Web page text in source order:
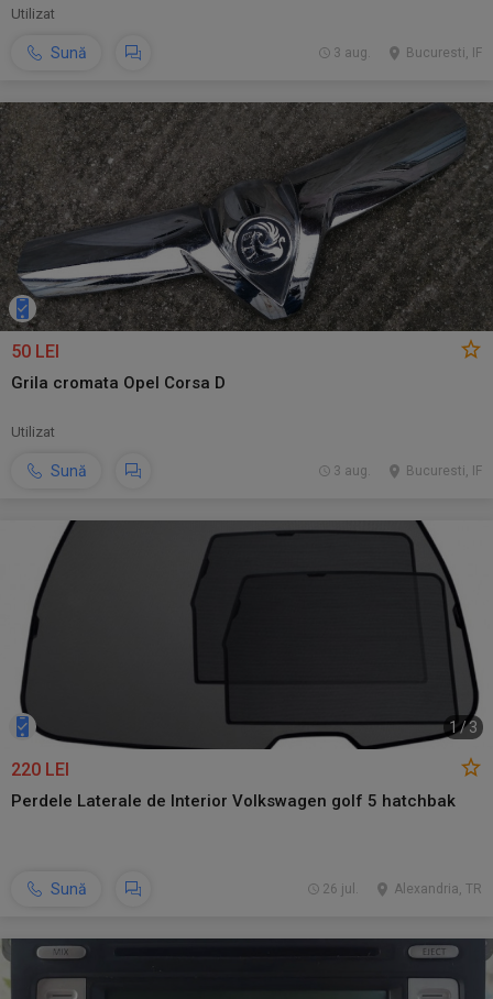
Utilizat
Sună Bucuresti, IF
3 aug.
50 LEI
Grila cromata Opel Corsa D
Utilizat
Sună Bucuresti, IF
3 aug.
1 /3
220 LEI
Perdele Laterale de Interior Volkswagen golf 5 hatchbak
Sună Alexandria, TR
26 jul.